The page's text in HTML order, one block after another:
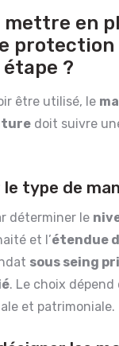
mettre en
?
être utilisé, le
doit suivre
le type de
déterminer le
et l’étendue
sous seing
. Le choix
et patrimoniale.